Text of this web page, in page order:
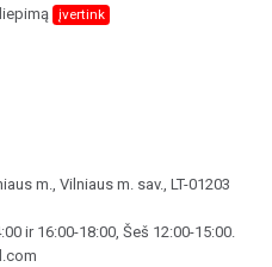
įvertink
m., Vilniaus m. sav., LT-01203
ir 16:00-18:00, Šeš 12:00-15:00.